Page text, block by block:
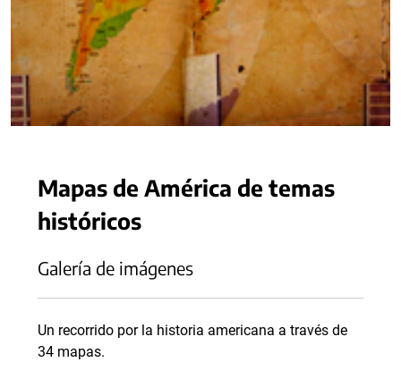
Mapas de América de temas
históricos
Galería de imágenes
Un recorrido por la historia americana a través de
34 mapas.